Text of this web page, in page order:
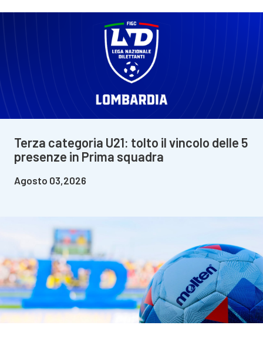
Terza categoria U21: tolto il vincolo delle 5
presenze in Prima squadra
Agosto 03,2026